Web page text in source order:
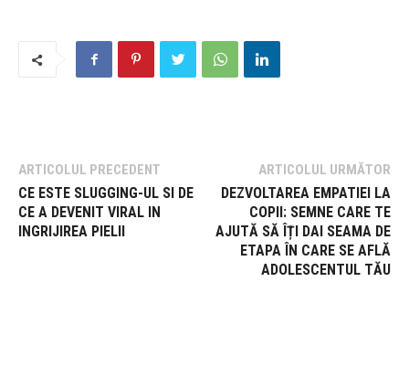
ARTICOLUL PRECEDENT
CE ESTE SLUGGING-UL SI DE
CE A DEVENIT VIRAL IN
INGRIJIREA PIELII
ARTICOLUL URMĂTOR
DEZVOLTAREA EMPATIEI LA
COPII: SEMNE CARE TE
AJUTĂ SĂ ÎȚI DAI SEAMA DE
ETAPA ÎN CARE SE AFLĂ
ADOLESCENTUL TĂU